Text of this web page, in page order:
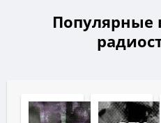
Популярные